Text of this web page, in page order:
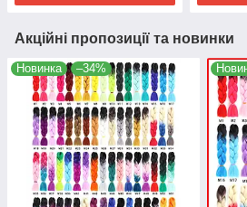
Акційні пропозиції та новинки
Новинка –34%